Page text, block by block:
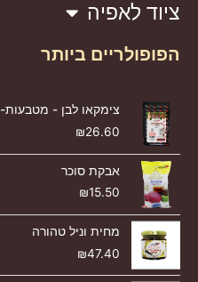
ציוד לאפיה
הפופולריים ביותר
צימקאו לבן - מטבעות- 1 ק"ג
₪26.60
אבקת סוכר
₪15.50
מחית וניל טהורה
₪47.40